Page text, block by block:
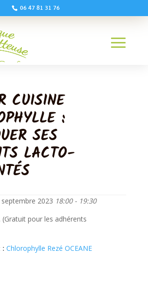
06 47 81 31 76
CUISINE
:
SES
LACTO-
2023 18:00 - 19:30
(Gratuit pour les adhérents
: Chlorophylle Rezé OCEANE